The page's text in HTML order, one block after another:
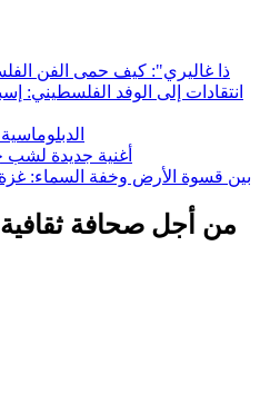
"ذا غاليري": كيف حمى الفن
انتقادات إلى الوفد الفلسطيني:
أغنية جديدة لشب
بين قسوة الأرض وخفة السماء:
من أجل صحافة